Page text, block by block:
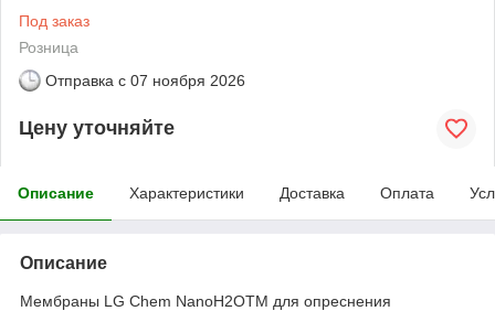
Под заказ
Розница
Отправка с 07 ноября 2026
Цену уточняйте
Описание Характеристики Доставка Оплата
Описание
Мембраны LG Chem NanoH2OTM для опреснения